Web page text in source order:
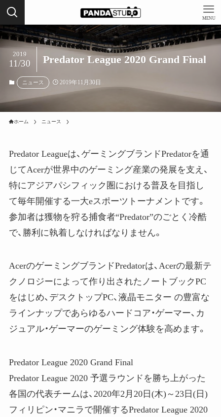
MENU
Predator League 2020 Grand Final
2019
11/30
ニュース 2019年11月30日
ホーム ニュース
Predator Leagueは、ゲーミングブランドPredatorを通
じてAcerが世界中のゲーミング産業の発展を支え、
特にアジアパシフィック圏における普及を目指し
て毎年開催する一大eスポーツトーナメントです。
参加者は獲物を狩る捕食者“Predator”のごとく冷酷
で、勝利に執着しなければなりません。
AcerのゲーミングブランドPredatorは、Acerの最新テ
クノロジーによって作り出されたノートブックPC
をはじめ、デスクトップPC、液晶モニター の豊富な
ラインナップであらゆるハードコア・ゲーマー、カ
ジュアル・ゲーマーのゲーミング体験を高めます。
Predator League 2020 Grand Final
Predator League 2020 予選ラウンドを勝ち上がった
各国の代表チームは、2020年2月20日(木)～23日(日)
フィリピン・マニラで開催するPredator League 2020